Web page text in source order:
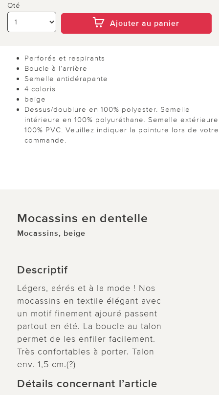
Qté
Ajouter au panier
Perforés et respirants
Boucle à l’arrière
Semelle antidérapante
4 coloris
beige
Dessus/doublure en 100% polyester. Semelle
intérieure en 100% polyuréthane. Semelle extérieure
100% PVC. Veuillez indiquer la pointure lors de votre
commande.
Mocassins en dentelle
Mocassins, beige
Descriptif
Légers, aérés et à la mode ! Nos
mocassins en textile élégant avec
un motif finement ajouré passent
partout en été. La boucle au talon
permet de les enfiler facilement.
Très confortables à porter. Talon
env. 1,5 cm.(?)
Détails concernant l’article